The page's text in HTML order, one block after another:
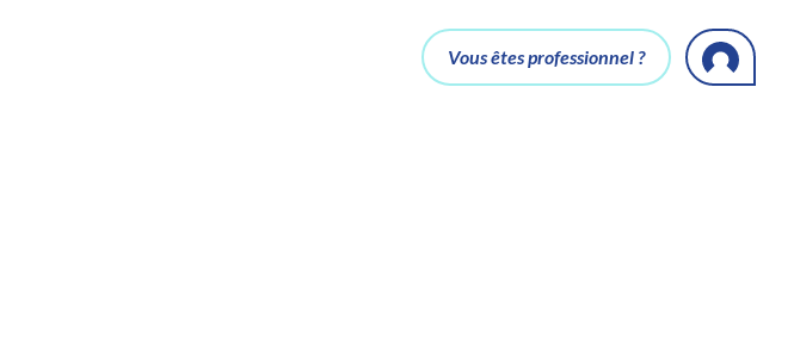
Vous êtes professionnel ?